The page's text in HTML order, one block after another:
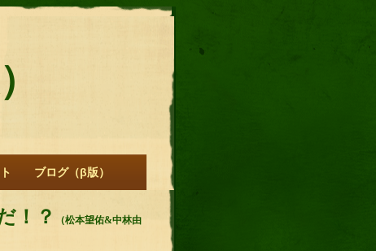
ブログ（β版）
！？ （松本望佑&中林由